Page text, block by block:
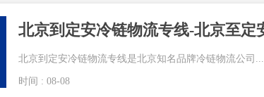
北京到定安冷链物流专线是北京知名品牌冷链物流公司...
时间 : 08-08